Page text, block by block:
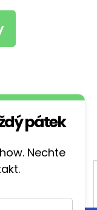
pátek
Nechte